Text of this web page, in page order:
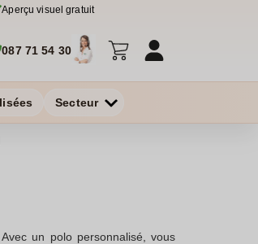
Aperçu visuel gratuit
087 71 54 30
Secteur
un polo personnalisé, vous